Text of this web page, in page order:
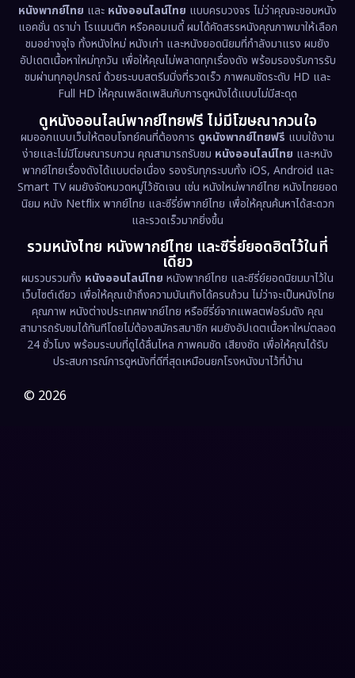
Documentary สารคดี (93)
Drama ดราม่า (1,486)
Dystopian (17)
Emotional (61)
Epic มหากาพย์ (221)
Erotic (36)
Family ครอบครัว (369)
Fantasy จินตนาการ (331)
Fiction (9)
Film (57)
Gothic
หนังพากย์ไทย และ หนังออนไลน์ไทย แบบครบวงจร ไม่ว่าคุณจะชอบหนัง
แอคชั่น ดราม่า โรแมนติก หรือคอมเมดี้ ผมได้คัดสรรหนังคุณภาพมาให้เลือก
ชมอย่างจุใจ ทั้งหนังใหม่ หนังเก่า และหนังยอดนิยมที่กำลังมาแรง ผมยัง
อัปเดตเนื้อหาใหม่ทุกวัน เพื่อให้คุณไม่พลาดทุกเรื่องดัง พร้อมรองรับการรับ
ชมผ่านทุกอุปกรณ์ ด้วยระบบสตรีมมิ่งที่รวดเร็ว ภาพคมชัดระดับ HD และ
Full HD ให้คุณเพลิดเพลินกับการดูหนังได้แบบไม่มีสะดุด
ดูหนังออนไลน์พากย์ไทยฟรี ไม่มีโฆษณากวนใจ
ผมออกแบบเว็บให้ตอบโจทย์คนที่ต้องการ ดูหนังพากย์ไทยฟรี แบบใช้งาน
ง่ายและไม่มีโฆษณารบกวน คุณสามารถรับชม หนังออนไลน์ไทย และหนัง
พากย์ไทยเรื่องดังได้แบบต่อเนื่อง รองรับทุกระบบทั้ง iOS, Android และ
Smart TV ผมยังจัดหมวดหมู่ไว้ชัดเจน เช่น หนังใหม่พากย์ไทย หนังไทยยอด
นิยม หนัง Netflix พากย์ไทย และซีรี่ย์พากย์ไทย เพื่อให้คุณค้นหาได้สะดวก
และรวดเร็วมากยิ่งขึ้น
รวมหนังไทย หนังพากย์ไทย และซีรี่ย์ยอดฮิตไว้ในที่
เดียว
ผมรวบรวมทั้ง หนังออนไลน์ไทย หนังพากย์ไทย และซีรี่ย์ยอดนิยมมาไว้ใน
เว็บไซต์เดียว เพื่อให้คุณเข้าถึงความบันเทิงได้ครบถ้วน ไม่ว่าจะเป็นหนังไทย
คุณภาพ หนังต่างประเทศพากย์ไทย หรือซีรี่ย์จากแพลตฟอร์มดัง คุณ
สามารถรับชมได้ทันทีโดยไม่ต้องสมัครสมาชิก ผมยังอัปเดตเนื้อหาใหม่ตลอด
24 ชั่วโมง พร้อมระบบที่ดูได้ลื่นไหล ภาพคมชัด เสียงชัด เพื่อให้คุณได้รับ
ประสบการณ์การดูหนังที่ดีที่สุดเหมือนยกโรงหนังมาไว้ที่บ้าน
© 2026